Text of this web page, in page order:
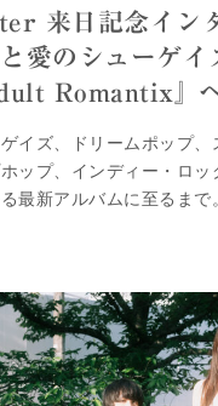
来日記念イン
愛のシューゲイ
Romantix』
イズ、ドリームポップ、
ップ、インディー・ロ
最新アルバムに至るまで。